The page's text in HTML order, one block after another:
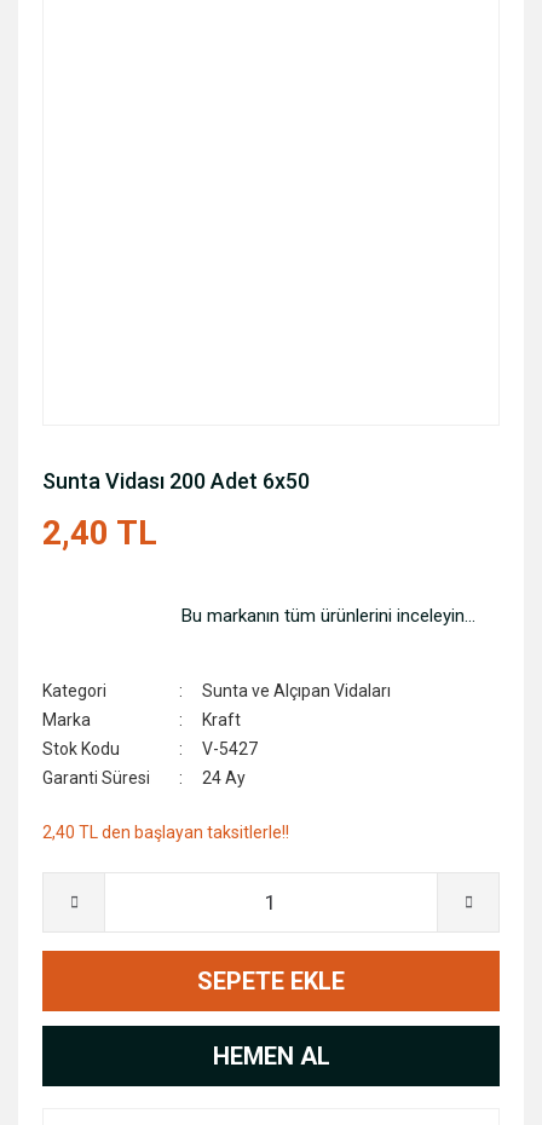
Sunta Vidası 200 Adet 6x50
2,40 TL
Bu markanın tüm ürünlerini inceleyin...
Kategori
Sunta ve Alçıpan Vidaları
Marka
Kraft
Stok Kodu
V-5427
Garanti Süresi
24 Ay
2,40 TL den başlayan taksitlerle!!
SEPETE EKLE
HEMEN AL